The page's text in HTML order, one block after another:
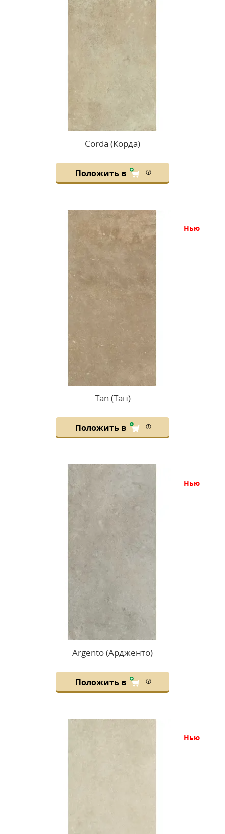
Corda (Корда)
Положить в
нью
Tan (Тан)
Положить в
нью
Argento (Ардженто)
Положить в
нью